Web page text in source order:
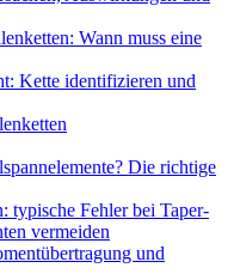
Wann muss eine
Kette identifizieren und
Die richtige
typische Fehler bei Taper-
vermeiden
und